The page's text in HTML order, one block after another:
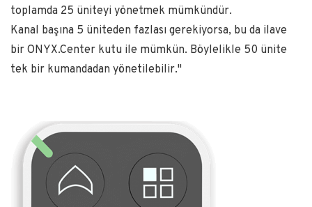
toplamda 25 üniteyi yönetmek mümkündür.
Kanal başına 5 üniteden fazlası gerekiyorsa, bu da ilave
bir ONYX.Center kutu ile mümkün. Böylelikle 50 ünite
tek bir kumandadan yönetilebilir."